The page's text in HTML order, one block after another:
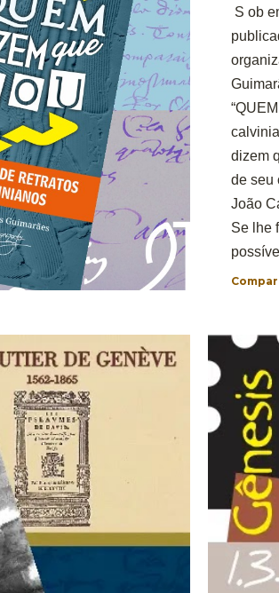
S ob
dizem
de seu
João
Se lhe
seu
um
XVI,
vasta